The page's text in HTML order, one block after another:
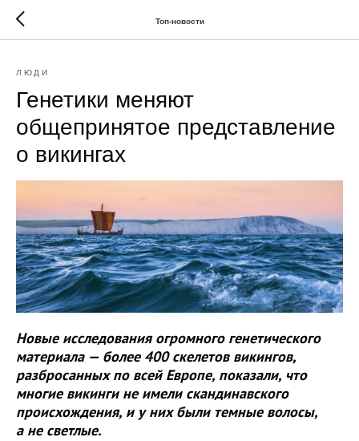
Топ-новости
ЛЮДИ
Генетики меняют
общепринятое представление
о викингах
Новые исследования огромного генетического
материала — более 400 скелетов викингов,
разбросанных по всей Европе, показали, что
многие викинги не имели скандинавского
происхождения, и у них были темные волосы,
а не светлые.